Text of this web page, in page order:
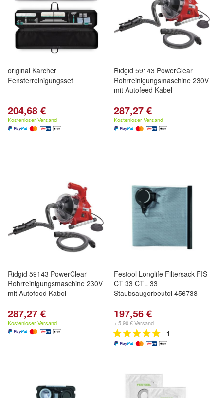
original Kärcher
Fensterreinigungsset
204,68 €
Kostenloser Versand
Ridgid 59143 PowerClear
Rohrreinigungsmaschine 230V
mit Autofeed Kabel
287,27 €
Kostenloser Versand
Ridgid 59143 PowerClear
Rohrreinigungsmaschine 230V
mit Autofeed Kabel
287,27 €
Kostenloser Versand
Festool Longlife Filtersack FIS
CT 33 CTL 33
Staubsaugerbeutel 456738
197,56 €
+ 5,90 € Versand
1